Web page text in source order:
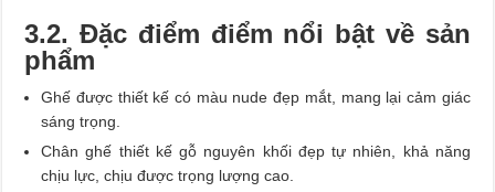
3.2. Đặc điểm điểm nổi bật về sản
phẩm
Ghế được thiết kế có màu nude đẹp mắt, mang lại cảm giác
sáng trọng.
Chân ghế thiết kế gỗ nguyên khối đẹp tự nhiên, khả năng
chịu lực, chịu được trọng lượng cao.